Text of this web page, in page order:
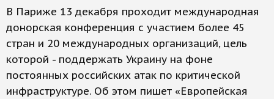
В Париже 13 декабря проходит международная
донорская конференция с участием более 45
стран и 20 международных организаций, цель
которой - поддержать Украину на фоне
постоянных российских атак по критической
инфраструктуре. Об этом пишет «Европейская